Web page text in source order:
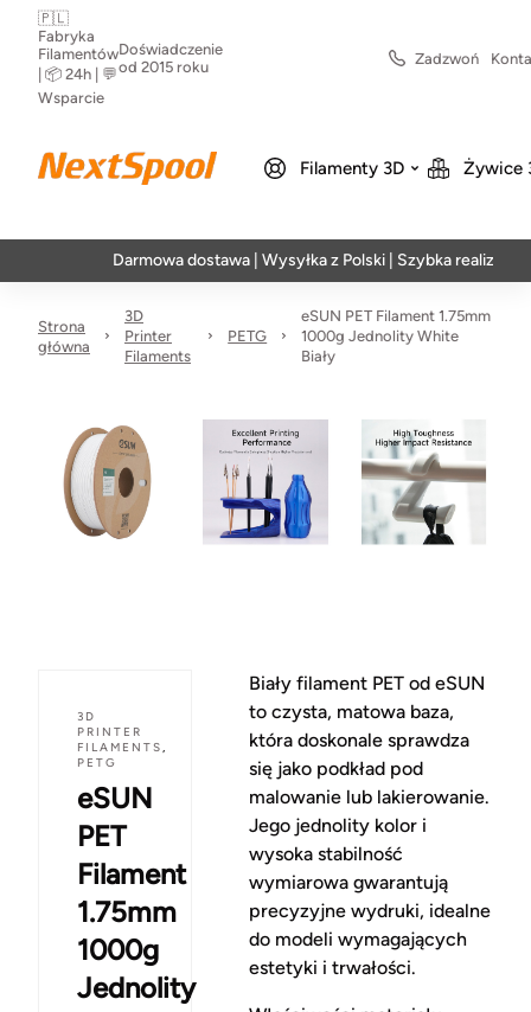
🇵🇱
Fabryka
Filamentów
| 📦 24h | 💬
Wsparcie
Doświadczenie
od 2015 roku
Zadzwoń
Filamenty 3D Żywice
Darmowa dostawa | Wysyłka z Polski | Szybka realizacja w 24h
Strona
główna
3D
Printer
Filaments
PETG
eSUN PET Filament 1.75mm
1000g Jednolity White
Biały
3D
PRINTER
FILAMENTS,
PETG
eSUN
PET
Filament
1.75mm
1000g
Jednolity
Biały filament PET od eSUN
to czysta, matowa baza,
która doskonale sprawdza
się jako podkład pod
malowanie lub lakierowanie.
Jego jednolity kolor i
wysoka stabilność
wymiarowa gwarantują
precyzyjne wydruki, idealne
do modeli wymagających
estetyki i trwałości.